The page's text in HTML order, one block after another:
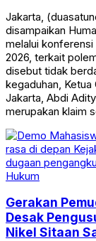
Jakarta,
disampaikan
melalui
2026, terkait
disebut tidak
kegaduhan,
Jakarta, Abdi
merupakan klaim
Hukum
Gerakan
Desak
Nikel Sitaan